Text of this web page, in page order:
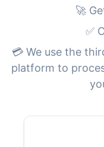
🚀
✅
💳 We use the
platform to